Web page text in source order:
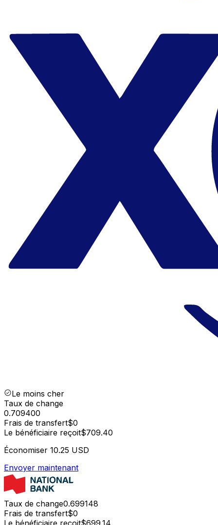
Le moins cher
Taux de change
0.709400
Frais de transfert$0
Le bénéficiaire reçoit$709.40
Économiser 10.25 USD
Envoyer maintenant
Taux de change0.699148
Frais de transfert$0
Le bénéficiaire reçoit$699.14